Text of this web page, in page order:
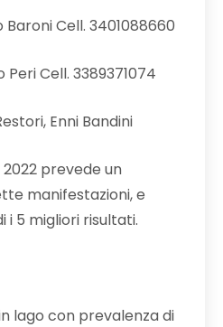
Cell. 3401088660
Cell. 3389371074
Enni Bandini
2022 prevede un
manifestazioni, e
i 5 migliori risultati.
lago con prevalenza di